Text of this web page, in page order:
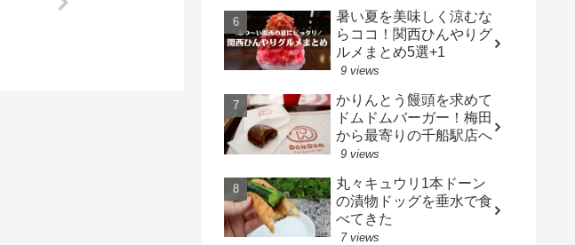
暑い夏を美味しく涼むな
らココ！関西ひんやりグ
ルメまとめ5選+1
9 views
かりんとう饅頭を求めて
ドムドムバーガー！梅田
から最寄りの千船駅店へ
9 views
丸々キュウリ1本ドーン
の漬物ドッグを垂水で食
べてきた
7 views